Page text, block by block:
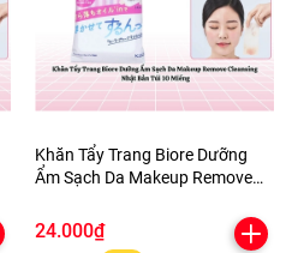
Khăn Tẩy Trang Biore Dưỡng
Ẩm Sạch Da Makeup Remove
Miếng
24.000₫